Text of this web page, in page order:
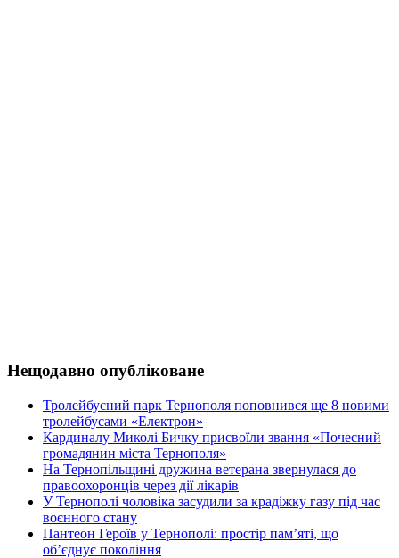
Нещодавно опубліковане
Тролейбусний парк Тернополя поповнився ще 8 новими
тролейбусами «Електрон»
Кардиналу Миколі Бичку присвоїли звання «Почесний
громадянин міста Тернополя»
На Тернопільщині дружина ветерана звернулася до
правоохоронців через дії лікарів
У Тернополі чоловіка засудили за крадіжку газу під час
воєнного стану
Пантеон Героїв у Тернополі: простір пам’яті, що
об’єднує покоління